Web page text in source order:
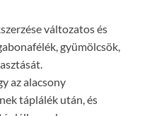
változatos és
gyümölcsök,
az alacsony
táplálék után, és